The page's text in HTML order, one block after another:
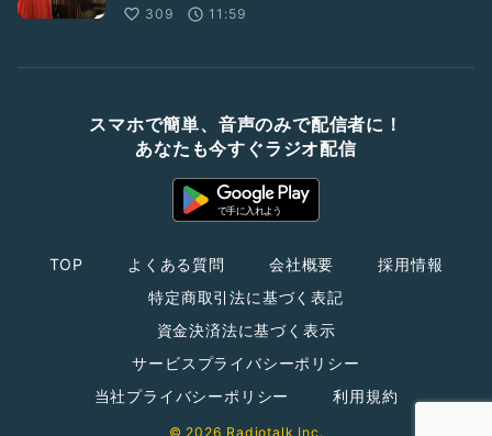
309
11:59
スマホで簡単、音声のみで配信者に！
あなたも今すぐラジオ配信
TOP よくある質問 会社概要
採用情報
特定商取引法に基づく表記
資金決済法に基づく表示
サービスプライバシーポリシー
当社プライバシーポリシー
利用規約
© 2026 Radiotalk Inc.